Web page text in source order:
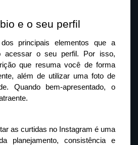
e o seu perfil
principais elementos que a
acessar o seu perfil. Por isso,
que resuma você de forma
além de utilizar uma foto de
Quando bem-apresentado, o
as curtidas no Instagram é uma
planejamento, consistência e